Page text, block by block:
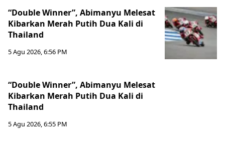
“Double Winner”, Abimanyu Melesat
Kibarkan Merah Putih Dua Kali di
Thailand
5 Agu 2026, 6:56 PM
“Double Winner”, Abimanyu Melesat
Kibarkan Merah Putih Dua Kali di
Thailand
5 Agu 2026, 6:55 PM